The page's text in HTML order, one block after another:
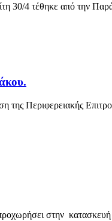
30/4 τέθηκε από την
της Περιφερειακής
στην κατασκευή